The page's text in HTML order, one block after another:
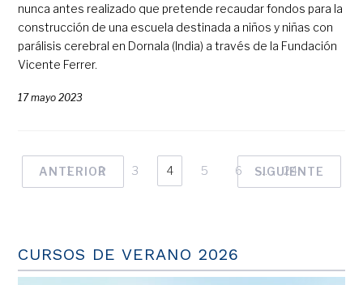
nunca antes realizado que pretende recaudar fondos para la
construcción de una escuela destinada a niños y niñas con
parálisis cerebral en Dornala (India) a través de la Fundación
Vicente Ferrer.
17 mayo 2023
ANTERIOR
1 2 3 4 5 6 … 24
SIGUIENTE
CURSOS DE VERANO 2026